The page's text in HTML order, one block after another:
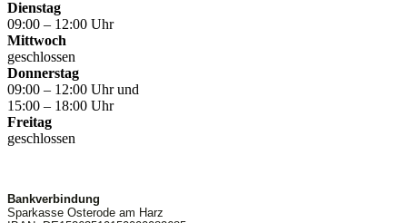
Dienstag
09:00 – 12:00 Uhr
Mittwoch
geschlossen
Donnerstag
09:00 – 12:00 Uhr und
15:00 – 18:00 Uhr
Freitag
geschlossen
Bankverbindung
Sparkasse Osterode am Harz